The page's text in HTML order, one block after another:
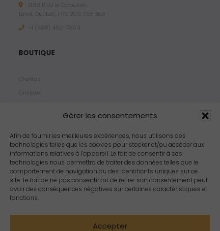
Gérer les consentements
Afin de fournir les meilleures expériences, nous utilisons des
technologies telles que les cookies pour stocker et/ou accéder aux
informations relatives à l'appareil. Le fait de consentir à ces
technologies nous permettra de traiter des données telles que le
comportement de navigation ou des identifiants uniques sur ce
site. Le fait de ne pas consentir ou de retirer son consentement peut
avoir des conséquences négatives sur certaines caractéristiques et
fonctions.
Accepter
2100 Blvd le Corbusier,
Laval, Quebec, H7S 2C9, Canada
+1 ‪(438) 492-7804‬
BOUTIQUE
Chakras
Cristaux
Propriétés
Arômes
Zodiacs